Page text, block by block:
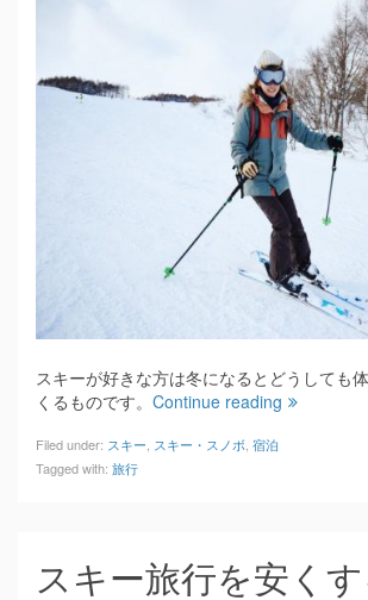
スキーが好きな方は冬になるとどうしても
くるものです。 Continue reading
Filed under: スキー スキー・スノボ 宿泊
Tagged with: 旅行
スキー旅行を安く